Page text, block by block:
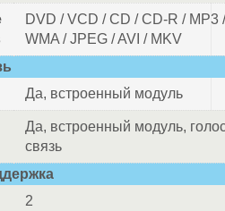
DVD / VCD / CD / CD-R / MP3
WMA / JPEG / AVI / MKV
Да, встроенный модуль
Да, встроенный модуль,
связь
2